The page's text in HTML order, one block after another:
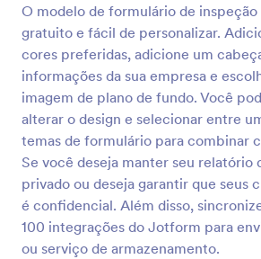
O modelo de formulário de
gratuito e fácil de personalizar.
cores preferidas, adicione um
informações da sua empresa e
imagem de plano de fundo. Você
alterar o design e selecionar entre
temas de formulário para combinar
Se você deseja manter seu relatório
privado ou deseja garantir que seus
é confidencial. Além disso,
100 integrações do Jotform para
ou serviço de armazenamento.
personalização do seu Questionário
Triagem da COVID-19 requer
com nosso Criador de Formulários.
soltar campos do formulário,
para criar o formulário perfeito para
Você pode até mesmo integrar o
mais de 100 aplicativos populares,
SendGrid, Google Sheets, e Slack,
automaticamente os envios recebidos
contas. Ao garantir que seus
saudáveis antes de iniciar o
manter seu negócio a salvo da
19.